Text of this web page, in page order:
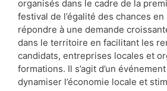
organisés dans le cadre de la
festival de l’égalité des chances
répondre à une demande
dans le territoire en facilitant les
candidats, entreprises locales et
formations. Il s’agit d’un
dynamiser l’économie locale et